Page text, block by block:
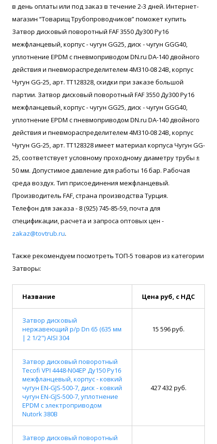
в день оплаты или под заказ в течение 2-3 дней. Интернет-
магазин “Товарищ Трубопроводчиков” поможет купить
Затвор дисковый поворотный FAF 3550 Ду300 Ру16
межфланцевый, корпус - чугун GG25, диск - чугун GGG40,
уплотнение EPDM с пневмоприводом DN.ru DA-140 двойного
действия и пневмораспределителем 4M310-08 24В, корпус
Чугун GG-25, арт. ТТ128328, скидки при заказе большой
партии. Затвор дисковый поворотный FAF 3550 Ду300 Ру16
межфланцевый, корпус - чугун GG25, диск - чугун GGG40,
уплотнение EPDM с пневмоприводом DN.ru DA-140 двойного
действия и пневмораспределителем 4M310-08 24В, корпус
Чугун GG-25, арт. ТТ128328 имеет материал корпуса Чугун GG-
25, соответствует условному проходному диаметру трубы ±
50 мм. Допустимое давление для работы 16 бар. Рабочая
среда воздух. Тип присоединения межфланцевый.
Производитель FAF, страна производства Турция.
Телефон для заказа - 8 (925) 745-85-59, почта для
спецификации, расчета и запроса оптовых цен -
zakaz@tovtrub.ru.
Также рекомендуем посмотреть ТОП-5 товаров из категории
Затворы:
Название Цена руб, с НДС
Затвор дисковый
нержавеющий р/р Dn 65 (635 мм
| 2 1/2") AISI 304
15 596 руб.
Затвор дисковый поворотный
Tecofi VPI 4448-N04EP Ду150 Ру16
межфланцевый, корпус - ковкий
чугун EN-GJS-500-7, диск - ковкий
чугун EN-GJS-500-7, уплотнение
EPDM с электроприводом
Nutork 380В
427 432 руб.
Затвор дисковый поворотный